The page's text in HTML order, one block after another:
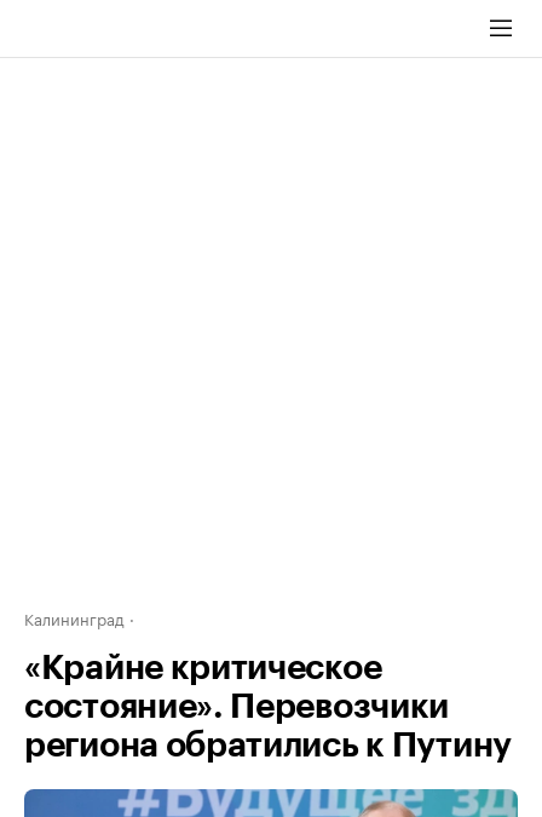
Калининград
«Крайне критическое
состояние». Перевозчики
региона обратились к Путину